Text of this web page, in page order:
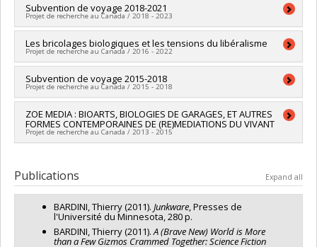
Lead researcher : Thierry Bardini
Co-researchers : François-Joseph Lapointe
Funding sources:FRQSC/Fonds de recherche du Québec -
Société et culture (FQRSC)
Grant programs:
Subvention de voyage 2018-2021
Projet de recherche au Canada / 2018 - 2023
Lead researcher :Thierry Bardini
Funding sources: CRSH/Conseil de recherches en sciences
humaines du Canada
Grant programs:PVXXXXXX-Subventions d'échange de
connaissances
Les bricolages biologiques et les tensions du libéralisme
Projet de recherche au Canada / 2016 - 2022
Lead researcher : Thierry Bardini
Funding sources: CRSH/Conseil de recherches en sciences
humaines du Canada
Grant programs:PVXXXXXX-Subvention Savoir
Subvention de voyage 2015-2018
Projet de recherche au Canada / 2015 - 2018
Lead researcher :Thierry Bardini
Funding sources:CRSH/Conseil de recherches en sciences
humaines du Canada
ZOE MEDIA : BIOARTS, BIOLOGIES DE GARAGES, ET AUTRES
FORMES CONTEMPORAINES DE (RE)MEDIATIONS DU VIVANT
Projet de recherche au Canada / 2013 - 2015
Funding sources:
CRSH/Conseil de recherches en sciences
humaines du Canada
Grant programs:PVX20020-Subvention institutionnelle du
CRSH - Petites subventions
Publications Expand all
BARDINI, Thierry (2011). Junkware, Presses de
l'Université du Minnesota, 280 p.
BARDINI, Thierry (2011).A (Brave New) World is More
than a Few Gizmos Crammed Together: Science Fiction